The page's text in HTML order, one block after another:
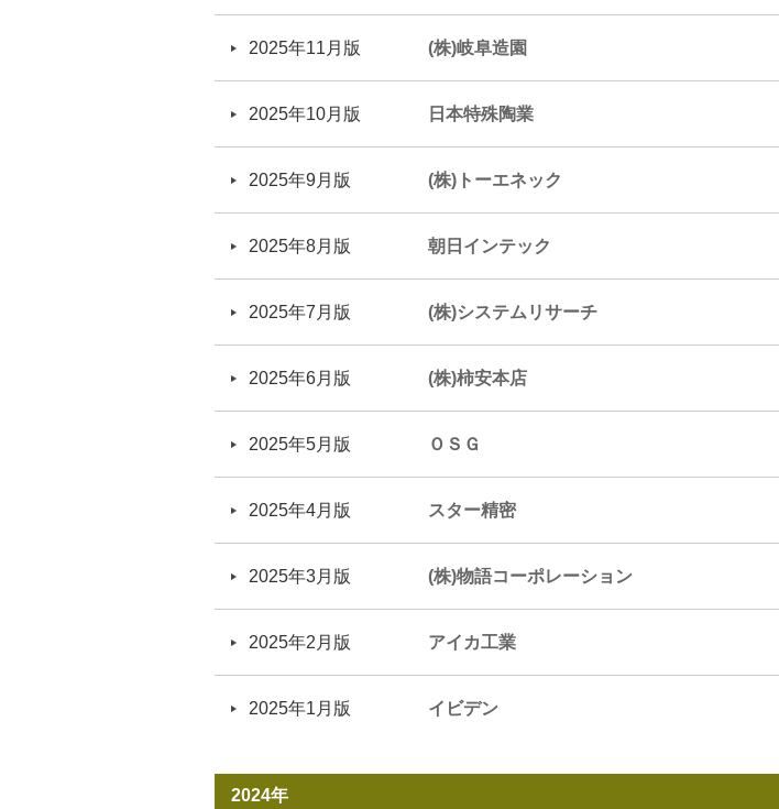
2025年11月版 (株)岐阜造園
2025年10月版 日本特殊陶業
2025年9月版 (株)トーエネック
2025年8月版 朝日インテック
2025年7月版 (株)システムリサーチ
2025年6月版 (株)柿安本店
2025年5月版 ＯＳＧ
2025年4月版 スター精密
2025年3月版 (株)物語コーポレーション
2025年2月版 アイカ工業
2025年1月版 イビデン
2024年